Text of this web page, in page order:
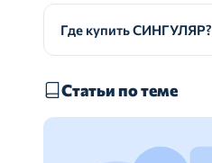
Где купить СИНГУЛЯР?
Статьи по теме